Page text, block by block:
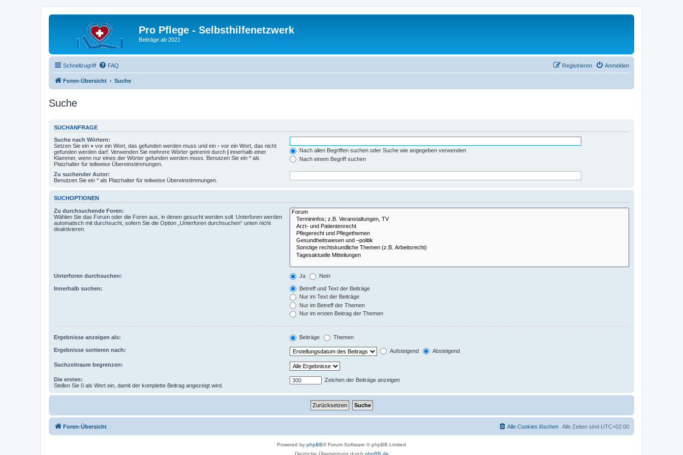
Pro Pflege - Selbsthilfenetzwerk
Beiträge ab 2021
Schnellzugriff FAQ Anmelden
Registrieren
Foren-Übersicht Suche
Suche
SUCHANFRAGE
Suche nach Wörtern:
Setzen Sie ein + vor ein Wort, das gefunden werden muss und ein - vor ein Wort, das nicht
gefunden werden darf. Verwenden Sie mehrere Wörter getrennt durch | innerhalb einer
Klammer, wenn nur eines der Wörter gefunden werden muss. Benutzen Sie ein * als
Platzhalter für teilweise Übereinstimmungen.
Nach allen Begriffen suchen oder Suche wie angegeben verwenden
Nach einem Begriff suchen
Zu suchender Autor:
Benutzen Sie ein * als Platzhalter für teilweise Übereinstimmungen.
SUCHOPTIONEN
Zu durchsuchende Foren:
Wählen Sie das Forum oder die Foren aus, in denen gesucht werden soll. Unterforen werden
automatisch mit durchsucht, sofern Sie die Option „Unterforen durchsuchen“ unten nicht
deaktivieren.
Unterforen durchsuchen: Ja Nein
Innerhalb suchen:
Betreff und Text der Beiträge
Nur im Text der Beiträge
Nur im Betreff der Themen
Nur im ersten Beitrag der Themen
Ergebnisse anzeigen als: Beiträge Themen
Ergebnisse sortieren nach: Aufsteigend Absteigend
Suchzeitraum begrenzen:
Die ersten:
Stellen Sie 0 als Wert ein, damit der komplette Beitrag angezeigt wird.
Zeichen der Beiträge anzeigen
Foren-Übersicht Alle Zeiten sind UTC+02:00
Alle Cookies löschen
Powered by phpBB® Forum Software © phpBB Limited
Deutsche Übersetzung durch phpBB.de